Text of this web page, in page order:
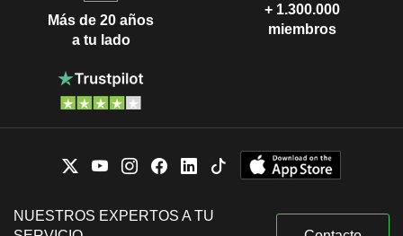
Más de 20 años
a tu lado
+ 1.300.000
miembros
NUESTROS EXPERTOS A TU